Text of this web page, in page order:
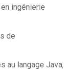
ingénierie
de
au langage Java,